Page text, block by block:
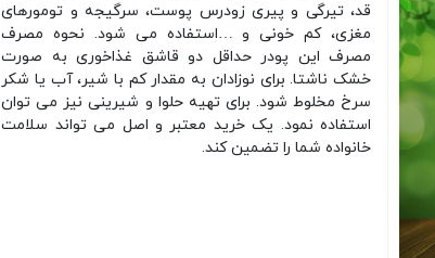
قد، تیرگی و پیری زودرس پوست، سرگیجه و تومورهای
مغزی، کم خونی و …استفاده می شود. نحوه مصرف
مصرف این پودر حداقل دو قاشق غذاخوری به صورت
خشک ناشتا. برای نوزادان به مقدار کم با شیر، آب یا شکر
سرخ مخلوط شود. برای تهیه حلوا و شیرینی نیز می توان
استفاده نمود. یک خرید معتبر و اصل می تواند سلامت
خانواده شما را تضمین کند.